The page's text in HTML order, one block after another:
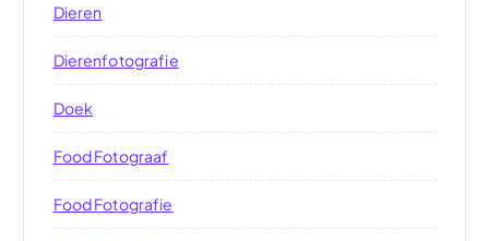
Dieren
Dierenfotografie
Doek
Food Fotograaf
Food Fotografie